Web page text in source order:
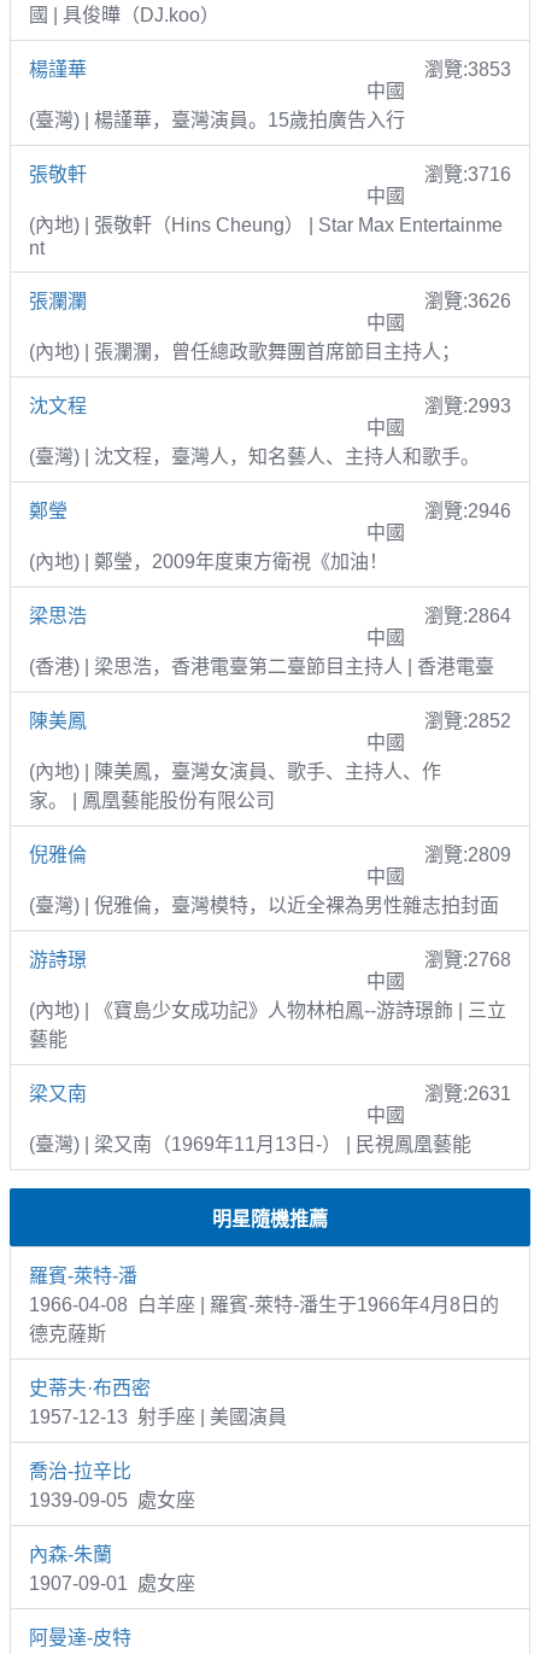
國 | 具俊曄（DJ.koo）
楊謹華
瀏覽:3853
中國
(臺灣) | 楊謹華，臺灣演員。15歲拍廣告入行
張敬軒
瀏覽:3716
中國
(內地) | 張敬軒（Hins Cheung） | Star Max Entertainme
nt
張瀾瀾
瀏覽:3626
中國
(內地) | 張瀾瀾，曾任總政歌舞團首席節目主持人；
沈文程
瀏覽:2993
中國
(臺灣) | 沈文程，臺灣人，知名藝人、主持人和歌手。
鄭瑩
瀏覽:2946
中國
(內地) | 鄭瑩，2009年度東方衛視《加油！
梁思浩
瀏覽:2864
中國
(香港) | 梁思浩，香港電臺第二臺節目主持人 | 香港電臺
陳美鳳
瀏覽:2852
中國
(內地) | 陳美鳳，臺灣女演員、歌手、主持人、作
家。 | 鳳凰藝能股份有限公司
倪雅倫
瀏覽:2809
中國
(臺灣) | 倪雅倫，臺灣模特，以近全裸為男性雜志拍封面
游詩璟
瀏覽:2768
中國
(內地) | 《寶島少女成功記》人物林柏鳳--游詩璟飾 | 三立
藝能
梁又南
瀏覽:2631
中國
(臺灣) | 梁又南（1969年11月13日-） | 民視鳳凰藝能
明星隨機推薦
羅賓-萊特-潘
1966-04-08 白羊座 | 羅賓-萊特-潘生于1966年4月8日的
德克薩斯
史蒂夫·布西密
1957-12-13 射手座 | 美國演員
喬治-拉辛比
1939-09-05 處女座
內森-朱蘭
1907-09-01 處女座
阿曼達-皮特